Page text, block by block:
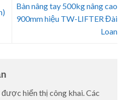
Bàn nâng tay 500kg nâng cao
900mm hiệu TW-LIFTER Đài
Loan
được hiển thị công khai.Các